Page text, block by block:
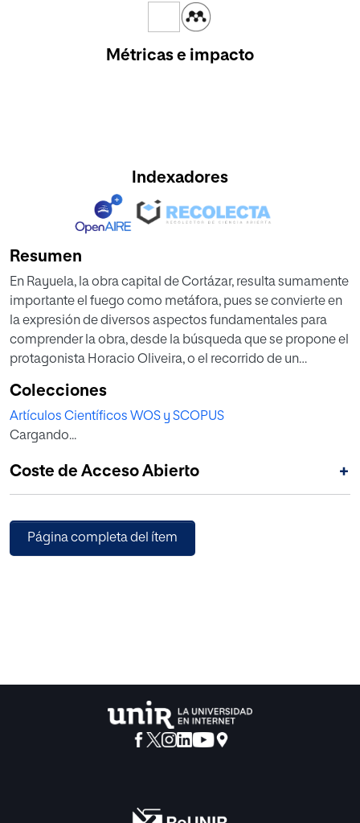
Métricas e impacto
Indexadores
Resumen
En Rayuela, la obra capital de Cortázar, resulta sumamente
importante el fuego como metáfora, pues se convierte en
la expresión de diversos aspectos fundamentales para
comprender la obra, desde la búsqueda que se propone el
protagonista Horacio Oliveira, o el recorrido de un
hasta las propias bases de la teoría literaria de Cortázar,
vinculadas a su vez con características que definen los
principales rasgos del surrealismo, como la subversión, la
lenguaje o la reflexión sobre el tiempo, reflejadas también
en los múltiples prismas de la ciudad en Rayuela.
Colecciones
Artículos Científicos WOS y SCOPUS
Cargando...
Coste de Acceso Abierto +
Página completa del ítem